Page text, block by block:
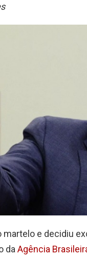
martelo e decidiu
da Agência